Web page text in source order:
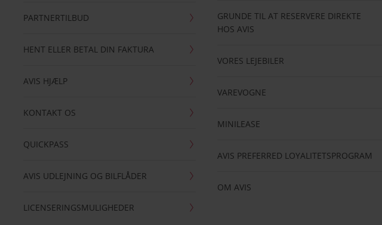
PARTNERTILBUD
HENT ELLER BETAL DIN FAKTURA
AVIS HJÆLP
KONTAKT OS
QUICKPASS
AVIS UDLEJNING OG BILFLÅDER
LICENSERINGSMULIGHEDER
GRUNDE TIL AT RESERVERE DIREKTE
HOS AVIS
VORES LEJEBILER
VAREVOGNE
MINILEASE
AVIS PREFERRED LOYALITETSPROGRAM
OM AVIS